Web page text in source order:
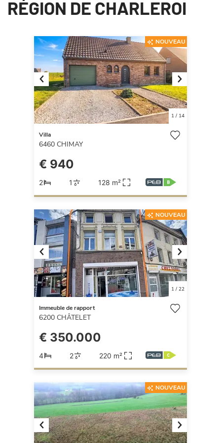
RÉGION DE CHARLEROI
Previous Next
1/ 14
NOUVEAU
Villa
6460 CHIMAY
€ 940
2 1 128 m²
Previous Next
1/ 22
NOUVEAU
Immeuble de rapport
6200 CHÂTELET
€ 350.000
4 2 220 m²
Previous Next
NOUVEAU